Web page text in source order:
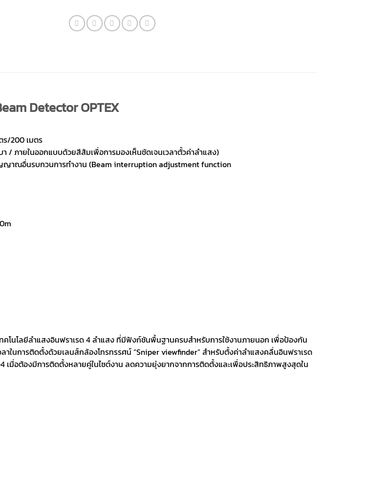
Detector OPTEX
ร/200 เมตร
/ ภายในออกแบบด้วยสีส้มเพื่อการมองเห็นชัดเจนเวลาตั้วค่าลำแสง)
าณอื่นรบกวนการทำงาน (Beam interruption adjustment function
คโนโลยีลำแสงอินฟราเรด 4 ลำแสง ที่มีฟังก์ชันพื้นฐานครบสำหรับการใช้งานภายนอก เพื่อป้องกัน
าในการติดตั้งด้วยเลนส์กล้องโทรทรรศน์ “Sniper viewfinder” สำหรับตั้งค่าลำแสงคลื่นอินฟราเรด
อต้องมีการติดตั้งหลายคู่ในไซต์งาน ลดความยุ่งยากจากการติดตั้งและเพื่อประสิทธิภาพสูงสุดใน